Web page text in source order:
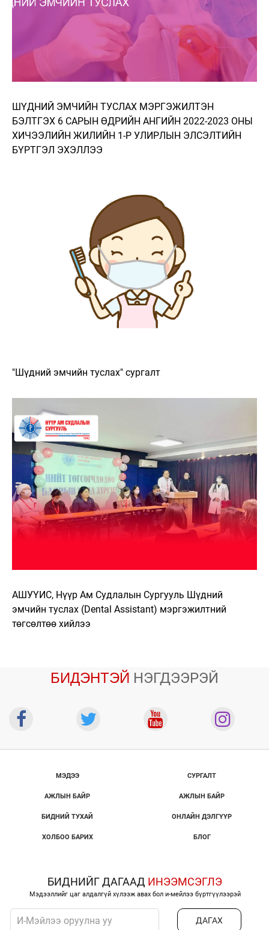
ШҮДНИЙ ЭМЧИЙН ТУСЛАХ МЭРГЭЖИЛТЭН
БЭЛТГЭХ 6 САРЫН ӨДРИЙН АНГИЙН 2022-2023 ОНЫ
ХИЧЭЭЛИЙН ЖИЛИЙН 1-Р УЛИРЛЫН ЭЛСЭЛТИЙН
БҮРТГЭЛ ЭХЭЛЛЭЭ
"Шүдний эмчийн туслах" сургалт
АШУҮИС, Нүүр Ам Судлалын Сургууль Шүдний
эмчийн туслах (Dental Assistant) мэргэжилтний
төгсөлтөө хийлээ
БИДЭНТЭЙ НЭГДЭЭРЭЙ
МЭДЭЭ
АЖЛЫН БАЙР
БИДНИЙ ТУХАЙ
ХОЛБОО БАРИХ
СУРГАЛТ
АЖЛЫН БАЙР
ОНЛАЙН ДЭЛГҮҮР
БЛОГ
БИДНИЙГ ДАГААД ИНЭЭМСЭГЛЭ
Мэдээллийг цаг алдалгүй хүлээж авах бол и-мейлээ бүртгүүлээрэй
ДАГАХ